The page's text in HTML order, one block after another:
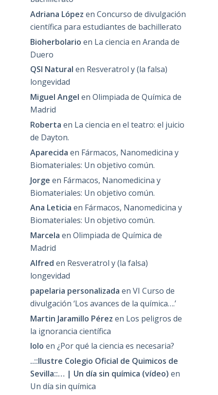
Adriana López en Concurso de divulgación
científica para estudiantes de bachillerato
Bioherbolario en La ciencia en Aranda de
Duero
QSI Natural en Resveratrol y (la falsa)
longevidad
Miguel Angel en Olimpiada de Química de
Madrid
Roberta en La ciencia en el teatro: el juicio
de Dayton.
Aparecida en Fármacos, Nanomedicina y
Biomateriales: Un objetivo común.
Jorge en Fármacos, Nanomedicina y
Biomateriales: Un objetivo común.
Ana Leticia en Fármacos, Nanomedicina y
Biomateriales: Un objetivo común.
Marcela en Olimpiada de Química de
Madrid
Alfred en Resveratrol y (la falsa)
longevidad
papelaria personalizada en VI Curso de
divulgación ‘Los avances de la química….’
Martin Jaramillo Pérez en Los peligros de
la ignorancia científica
lolo en ¿Por qué la ciencia es necesaria?
..::Ilustre Colegio Oficial de Quimicos de
Sevilla::… | Un día sin química (vídeo) en
Un día sin química